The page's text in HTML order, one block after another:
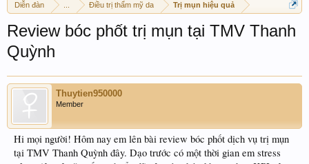
Diễn đàn Điều trị thẩm mỹ da Trị mụn hiệu quả
Review bóc phốt trị mụn tại TMV Thanh
Quỳnh
Thuytien950000
Member
Hi mọi người! Hôm nay em lên bài review bóc phốt dịch vụ trị mụn
tại TMV Thanh Quỳnh đây. Dạo trước có một thời gian em stress